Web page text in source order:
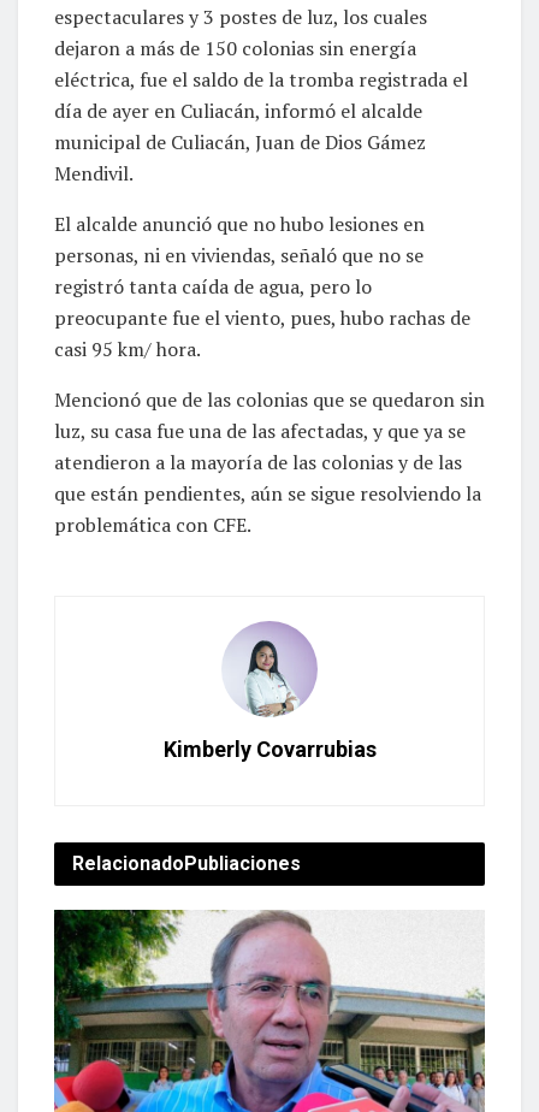
espectaculares y 3 postes de luz, los cuales
dejaron a más de 150 colonias sin energía
eléctrica, fue el saldo de la tromba registrada el
día de ayer en Culiacán, informó el alcalde
municipal de Culiacán, Juan de Dios Gámez
Mendivil.
El alcalde anunció que no hubo lesiones en
personas, ni en viviendas, señaló que no se
registró tanta caída de agua, pero lo
preocupante fue el viento, pues, hubo rachas de
casi 95 km/ hora.
Mencionó que de las colonias que se quedaron sin
luz, su casa fue una de las afectadas, y que ya se
atendieron a la mayoría de las colonias y de las
que están pendientes, aún se sigue resolviendo la
problemática con CFE.
Kimberly Covarrubias
RelacionadoPubliaciones